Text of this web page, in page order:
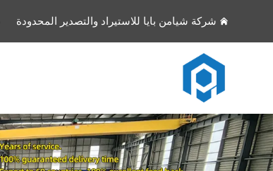
شركة شيامن بايا للاستيراد والتصدير المحدودة